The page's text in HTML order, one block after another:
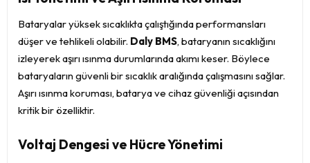
Bataryalar yüksek sıcaklıkta çalıştığında performansları
düşer ve tehlikeli olabilir. Daly BMS, bataryanın sıcaklığını
izleyerek aşırı ısınma durumlarında akımı keser. Böylece
bataryaların güvenli bir sıcaklık aralığında çalışmasını sağlar.
Aşırı ısınma koruması, batarya ve cihaz güvenliği açısından
kritik bir özelliktir.
Voltaj Dengesi ve Hücre Yönetimi